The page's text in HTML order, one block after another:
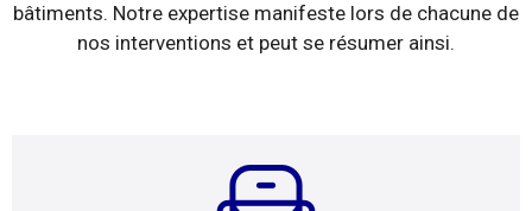
bâtiments. Notre expertise manifeste lors de chacune de
nos interventions et peut se résumer ainsi.